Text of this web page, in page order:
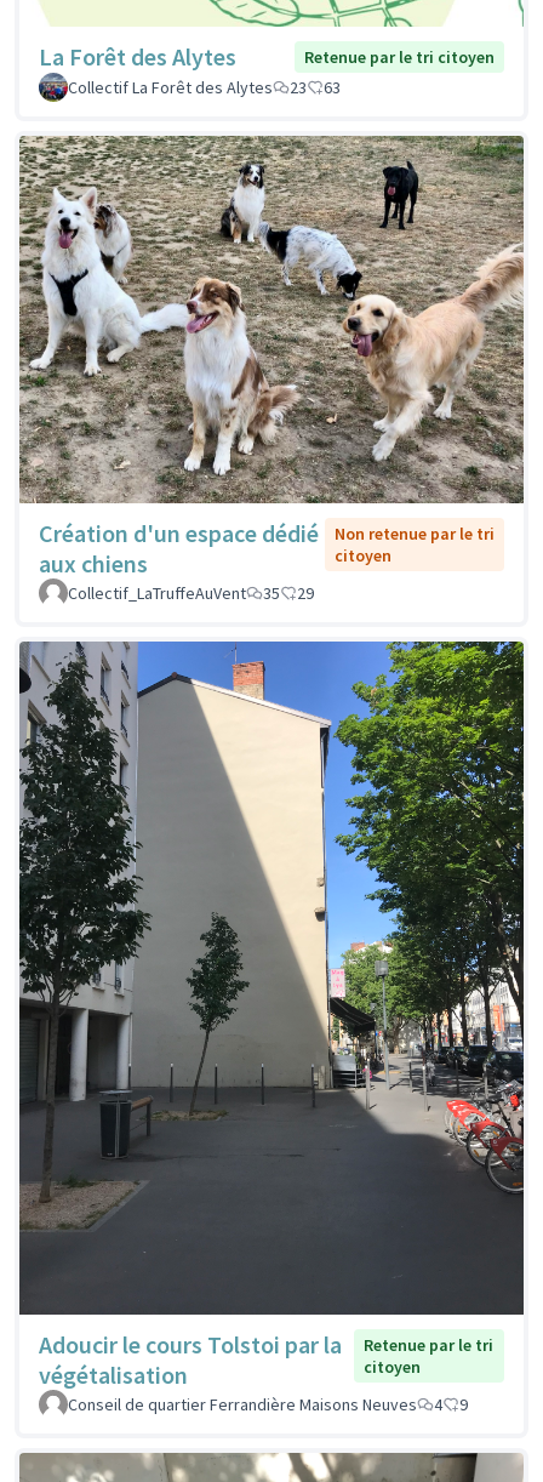
La Forêt des Alytes
Retenue par le tri citoyen
Collectif La Forêt des Alytes
23 63
Création d'un espace dédié
aux chiens
Non retenue par le tri
citoyen
Collectif_LaTruffeAuVent
35 29
Adoucir le cours Tolstoi par la
végétalisation
Retenue par le tri
citoyen
Conseil de quartier Ferrandière Maisons Neuves
4 9